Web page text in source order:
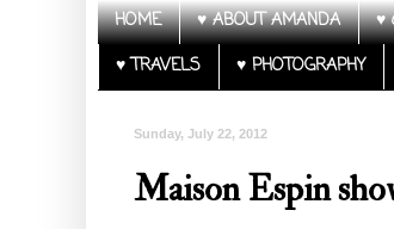
HOME ♥ ABOUT AMANDA ♥
♥ TRAVELS
♥ PHOTOGRAPHY
Sunday, July 22, 2012
Maison Espin